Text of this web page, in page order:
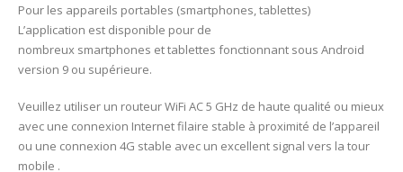
Pour les appareils portables (smartphones, tablettes)
L’application est disponible pour de
nombreux smartphones et tablettes fonctionnant sous Android
version 9 ou supérieure.
Veuillez utiliser un routeur WiFi AC 5 GHz de haute qualité ou mieux
avec une connexion Internet filaire stable à proximité de l’appareil
ou une connexion 4G stable avec un excellent signal vers la tour
mobile .